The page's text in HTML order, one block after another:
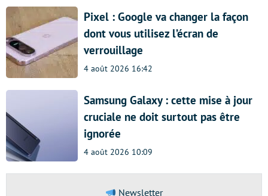
Pixel : Google va changer la façon
dont vous utilisez l’écran de
verrouillage
4 août 2026 16:42
Samsung Galaxy : cette mise à jour
cruciale ne doit surtout pas être
ignorée
4 août 2026 10:09
Newsletter